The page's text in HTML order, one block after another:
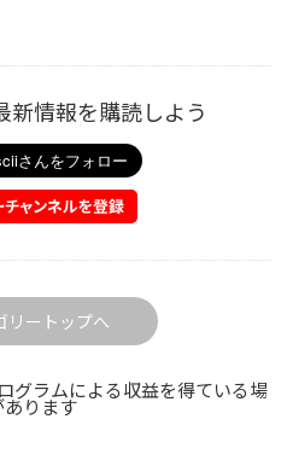
新情報を購読しよう
リートップへ
グラムによる収益を得ている場
あります